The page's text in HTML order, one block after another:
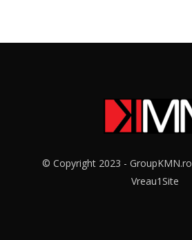
© Copyright 2023 - GroupKMN.ro
Vreau1Site